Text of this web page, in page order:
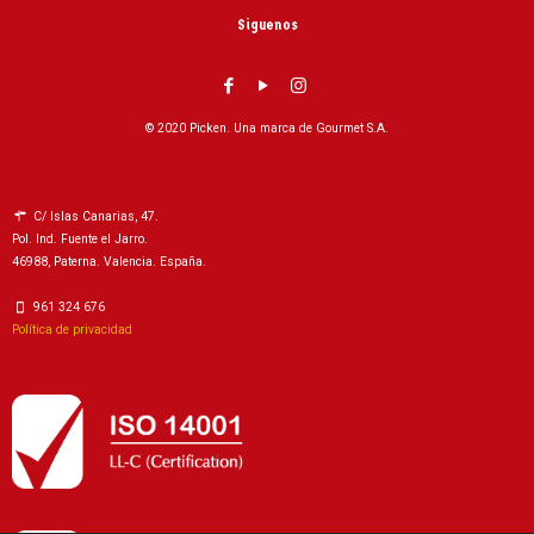
Siguenos
© 2020 Picken. Una marca de Gourmet S.A.
C/ Islas Canarias, 47.
Pol. Ind. Fuente el Jarro.
46988, Paterna. Valencia. España.
961 324 676
Política de privacidad